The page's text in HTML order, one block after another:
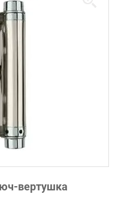
вертушка